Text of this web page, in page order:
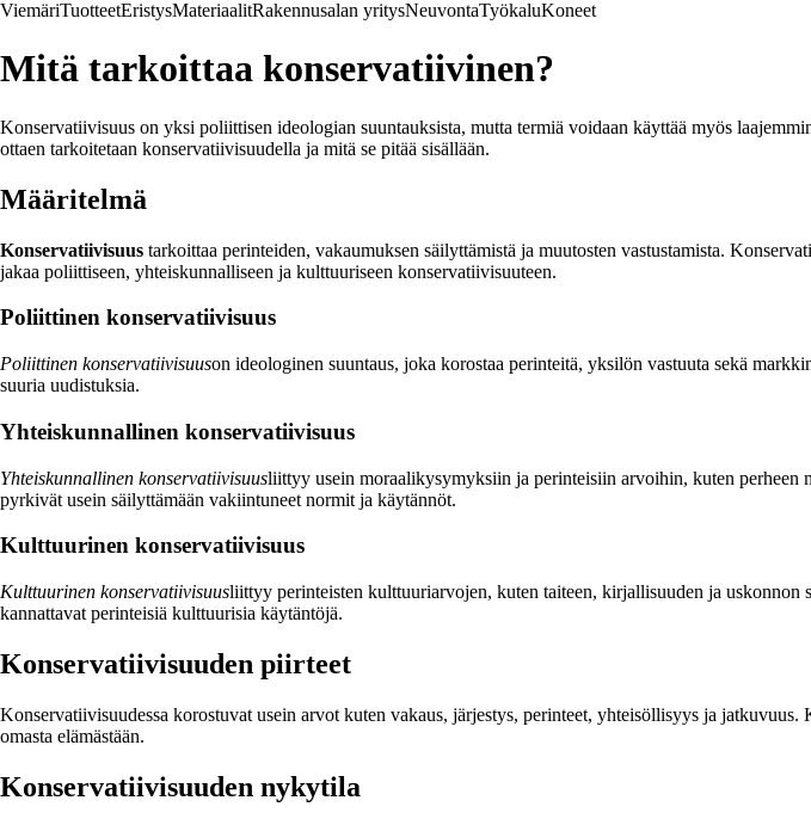
ViemäriTuotteetEristysMateriaalitRakennusalan yritysNeuvontaTyökaluKoneet
Mitä tarkoittaa konservatiivinen?
Konservatiivisuus on yksi poliittisen ideologian suuntauksista, mutta termiä voidaan käyttää myös
ottaen tarkoitetaan konservatiivisuudella ja mitä se pitää sisällään.
Määritelmä
Konservatiivisuus tarkoittaa perinteiden, vakaumuksen säilyttämistä ja muutosten vastustamista.
jakaa poliittiseen, yhteiskunnalliseen ja kulttuuriseen konservatiivisuuteen.
Poliittinen konservatiivisuus
Poliittinen konservatiivisuuson ideologinen suuntaus, joka korostaa perinteitä, yksilön vastuuta sekä
suuria uudistuksia.
Yhteiskunnallinen konservatiivisuus
Yhteiskunnallinen konservatiivisuusliittyy usein moraalikysymyksiin ja perinteisiin arvoihin, kuten perheen
pyrkivät usein säilyttämään vakiintuneet normit ja käytännöt.
Kulttuurinen konservatiivisuus
Kulttuurinen konservatiivisuusliittyy perinteisten kulttuuriarvojen, kuten taiteen, kirjallisuuden ja
kannattavat perinteisiä kulttuurisia käytäntöjä.
Konservatiivisuuden piirteet
Konservatiivisuudessa korostuvat usein arvot kuten vakaus, järjestys, perinteet, yhteisöllisyys ja
omasta elämästään.
Konservatiivisuuden nykytila